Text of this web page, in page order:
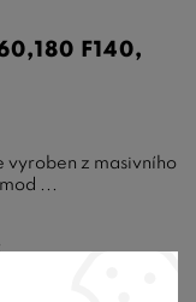
F140,
vyroben z masivního
...